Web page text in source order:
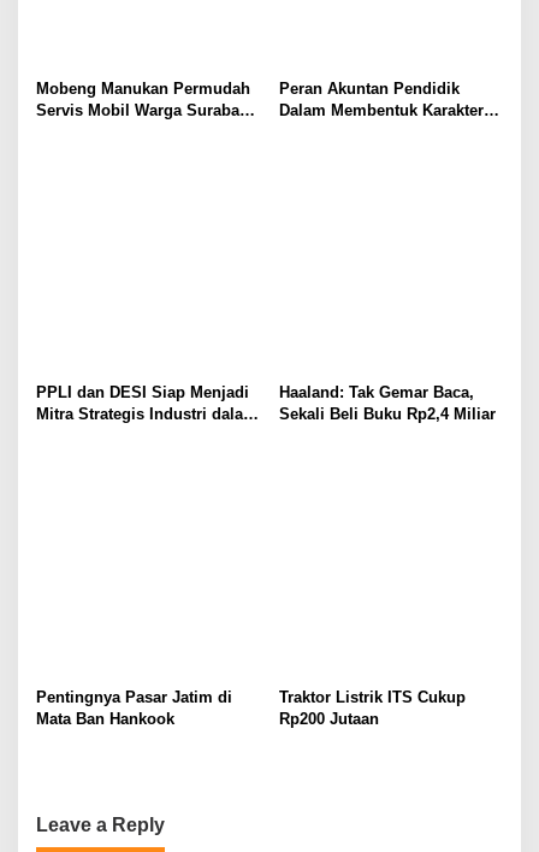
Mobeng Manukan Permudah
Servis Mobil Warga Surabaya
Peran Akuntan Pendidik
Dalam Membentuk Karakter
PPLI dan DESI Siap Menjadi
Mitra Strategis Industri dalam
Haaland: Tak Gemar Baca,
Sekali Beli Buku Rp2,4 Miliar
Pentingnya Pasar Jatim di
Mata Ban Hankook
Traktor Listrik ITS Cukup
Rp200 Jutaan
Leave a Reply